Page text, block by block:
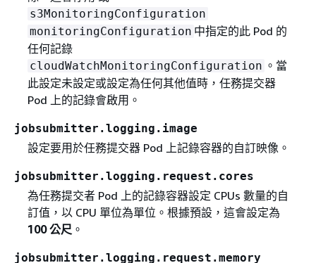
s3MonitoringConfiguration
monitoringConfiguration 中指定的此 Pod 的
任何記錄
cloudWatchMonitoringConfiguration 。當
此設定未設定或設定為任何其他值時，任務提交器
Pod 上的記錄會啟用。
jobsubmitter.logging.image
設定要用於任務提交器 Pod 上記錄容器的自訂映像。
jobsubmitter.logging.request.cores
為任務提交者 Pod 上的記錄容器設定 CPUs 數量的自
訂值，以 CPU 單位為單位。根據預設，這會設定為
100 公尺 。
jobsubmitter.logging.request.memory